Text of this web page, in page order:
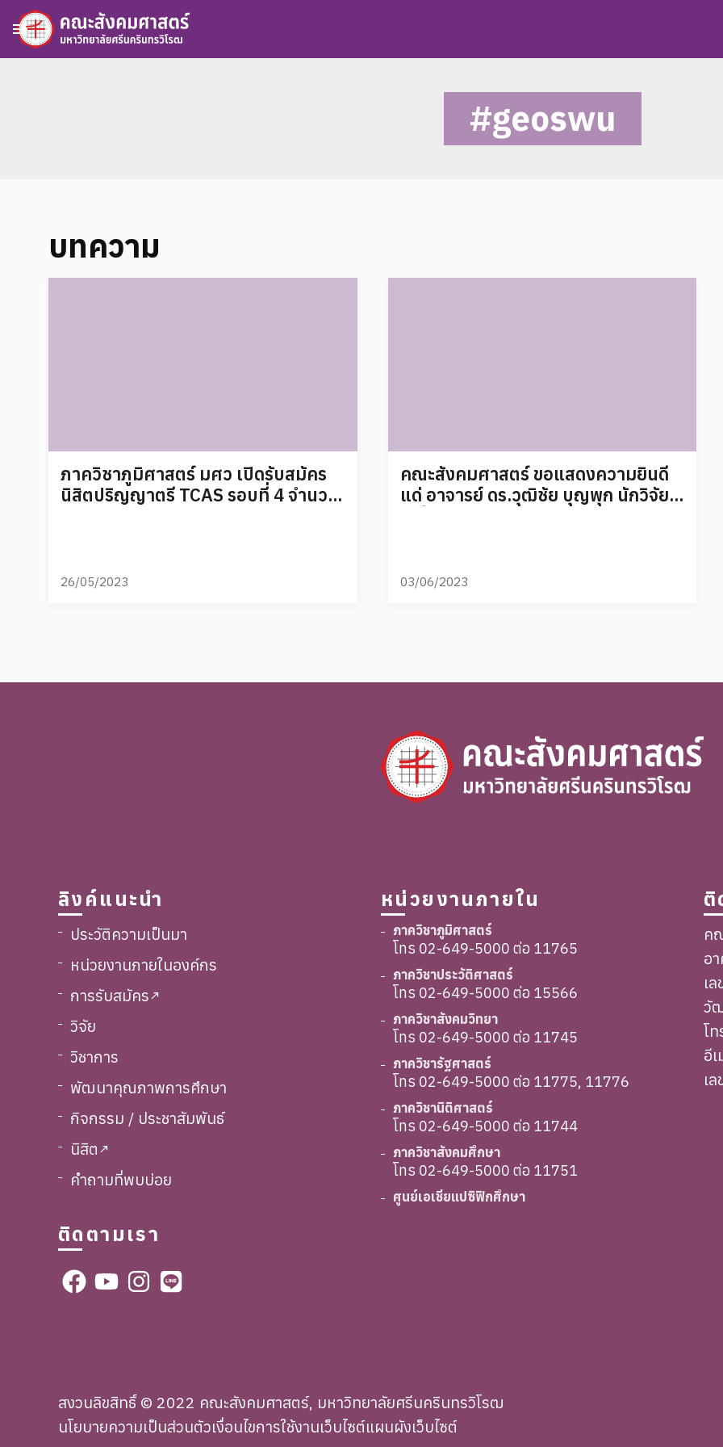
menu
#geoswu
บทความ
ภาควิชาภูมิศาสตร์ มศว เปิดรับสมัคร
นิสิตปริญญาตรี TCAS รอบที่ 4 จำนวน
26/05/2023
คณะสังคมศาสตร์ ขอแสดงความยินดี
แด่ อาจารย์ ดร.วุฒิชัย บุญพุก นักวิจัย
03/06/2023
ลิงค์แนะนำ
ประวัติความเป็นมา
หน่วยงานภายในองค์กร
การรับสมัครcall_made
วิจัย
วิชาการ
พัฒนาคุณภาพการศึกษา
กิจกรรม / ประชาสัมพันธ์
นิสิต call_made
คำถามที่พบบ่อย
หน่วยงานภายใน
ภาควิชาภูมิศาสตร์
โทร 02-649-5000 ต่อ 11765
ภาควิชาประวัติศาสตร์
โทร 02-649-5000 ต่อ 15566
ภาควิชาสังคมวิทยา
โทร 02-649-5000 ต่อ 11745
ภาควิชารัฐศาสตร์
โทร 02-649-5000 ต่อ 11775, 11776
ภาควิชานิติศาสตร์
โทร 02-649-5000 ต่อ 11744
ภาควิชาสังคมศึกษา
โทร 02-649-5000 ต่อ 11751
ศูนย์เอเชียแปซิฟิกศึกษา
ค
อ
เ
วั
โ
อี
เ
ติดตามเรา
นโยบายความเป็นส่วนตัวเงื่อนไขการใช้งานเว็บไซต์แผนผังเว็บไซต์
สงวนลิขสิทธิ์ © 2022 คณะสังคมศาสตร์, มหาวิทยาลัยศรีนครินทรวิโรฒ